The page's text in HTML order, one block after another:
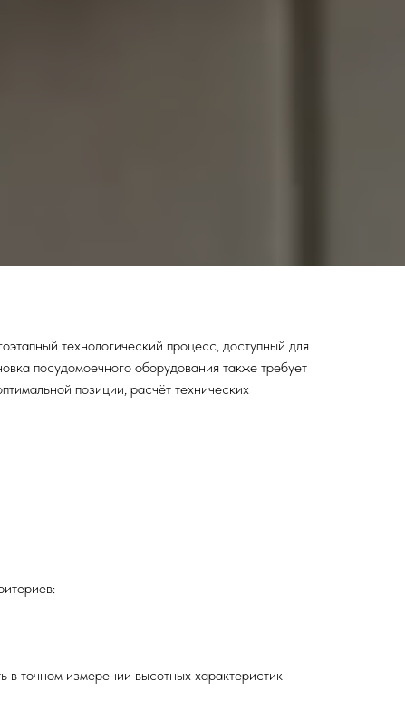
технологический процесс, доступный для
посудомоечного оборудования также требует
позиции, расчёт технических
в точном измерении высотных характеристик